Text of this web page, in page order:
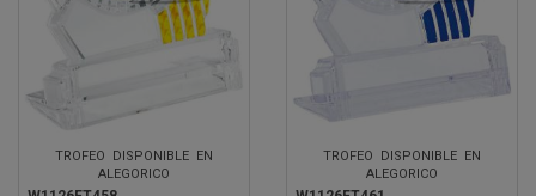
TROFEO DISPONIBLE EN
ALEGORICO
TROFEO DISPONIBLE EN
ALEGORICO